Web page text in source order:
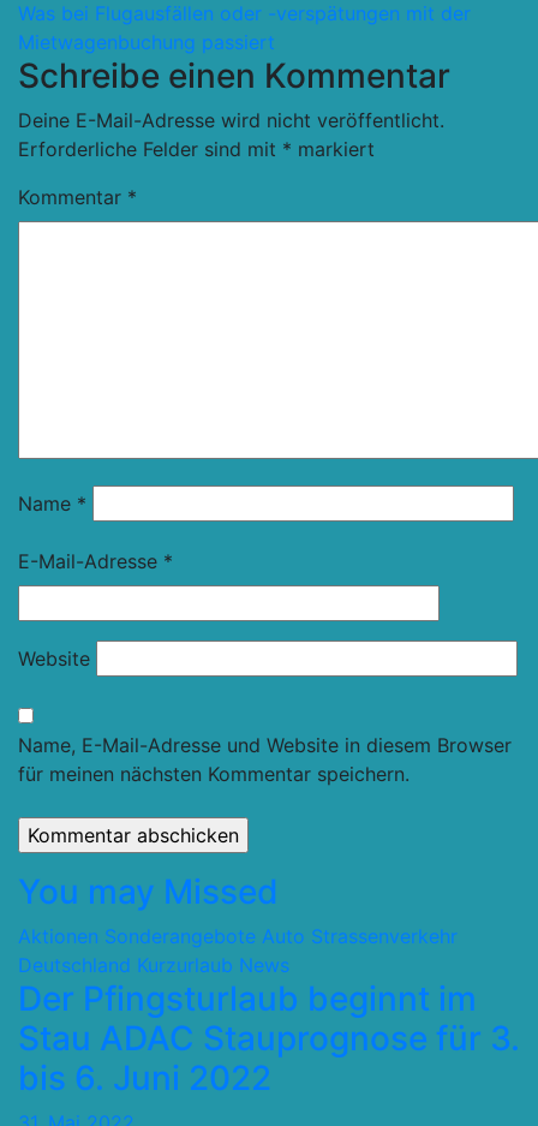
Was bei Flugausfällen oder -verspätungen mit der
Mietwagenbuchung passiert
Schreibe einen Kommentar
Deine E-Mail-Adresse wird nicht veröffentlicht.
Erforderliche Felder sind mit * markiert
Kommentar *
Name *
E-Mail-Adresse *
Website
Name, E-Mail-Adresse und Website in diesem Browser
für meinen nächsten Kommentar speichern.
You may Missed
Aktionen Sonderangebote Auto Strassenverkehr
Deutschland Kurzurlaub News
Der Pfingsturlaub beginnt im
Stau ADAC Stauprognose für 3.
bis 6. Juni 2022